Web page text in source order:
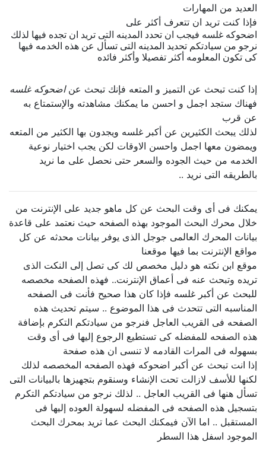
العديد من المهارات
فإذا كنت تريد ان تتعرف أكثر على
اضحوكه غلسه فيجب ان تحدد المدينه التى تريد ان تجده فيها لذلك
نرجو من سيادتكم تحديد المدينه التى تسأل عن هذه الخدمه فيها
كى تكون المعلومه أكثر تفصيلا وأكثر فائده
إذا كنت تبحث عن التميز و المتعه فإنك تبحث عناضحوكه غلسه
فهناك ستجد اجمل و احسن ما يمكنك مشاهدته والإستمتاع به
عن قرب
لذلك يبحث الكثيرين عن أكبر غلسه ويجدون بها الكثير من المتعه
ويمضون معها اجمل واحسن الاوقات لكن يجب اختيار نوعية
الخدمه من حيث الجوده والسعر حتى نحصل على ما نريد
بالطريقه التى نريد ..
يمكنك فى أى وقت البحث عن كل ماهو جديد على الإنترنت من
خلال محرك البحث الموجود بهذه الصفحه حيث نعتمد على قاعدة
بيانات المحرك العالمى جوجل الذى يوفر بيانات محدثه عن كل
مواقع الإنترنت بما فيها موقعنا
موقع ابن نكته هو دليل مخصص لك كى تصل إلى النكت الذى
تريده وتبحث عنه فى أعماق الإنترنت.. فهذه الصفحه مخصصه
للبحث عن أكبر غلسه فإذا كان هذا صحيح فأنت فى الصفحه
المناسبه التى تتحدث فى هذا الموضوع .. سيتم تحديث هذه
الصفحه فى القريب العاجل فنرجو من سيادتكم التكرم بإضافة
هذه الصفحه للمفضله كى تستطيع الرجوع إليها فى أى وقت
بسهوله فى المرات القادمه لا تنسى ان هذه صفحة
إذا انت تبحث عن أكبر اضحوكه فهذه الصفحه المخصصه لذلك
لكنها للأسف لازالت تحت الإنشاء وسنقوم بتجهيزها بالبيانات التى
تسأل هنها فى القريب العاجل .. لذلك نرجو من سيادتكم التكرم
بتسجيل هذه الصفحه فى المفضله لسهولة العوده إليها فى
المستقبل .. اما الآن فيمكنك البحث عما تريد بمحرك البحث
الموجود اسفل هذا السطر